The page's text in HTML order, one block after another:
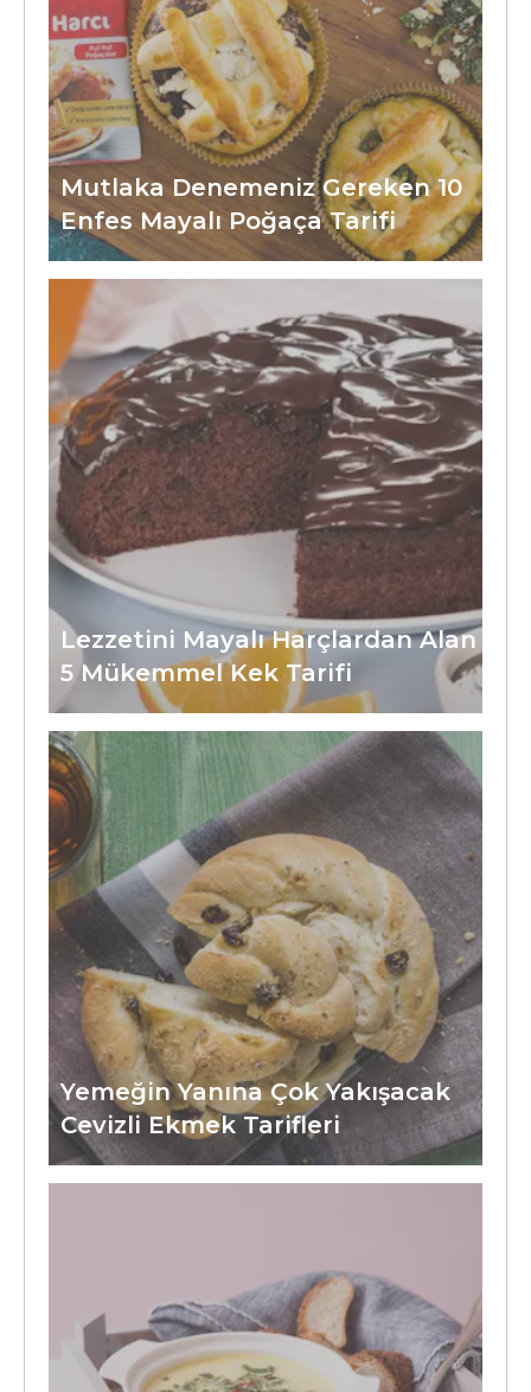
Mutlaka Denemeniz Gereken 10
Enfes Mayalı Poğaça Tarifi
Lezzetini Mayalı Harçlardan Alan
5 Mükemmel Kek Tarifi
Yemeğin Yanına Çok Yakışacak
Cevizli Ekmek Tarifleri